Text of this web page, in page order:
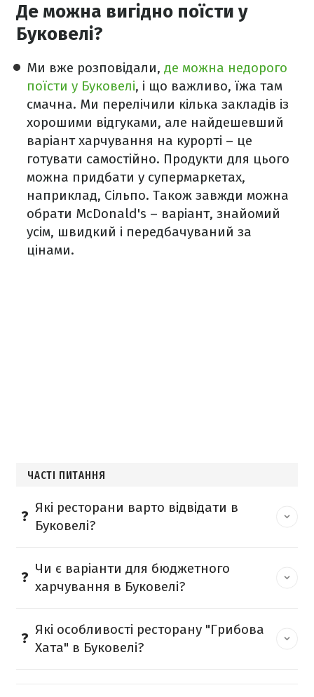
Де можна вигідно поїсти у
Буковелі?
Ми вже розповідали, де можна недорого
поїсти у Буковелі, і що важливо, їжа там
смачна. Ми перелічили кілька закладів із
хорошими відгуками, але найдешевший
варіант харчування на курорті – це
готувати самостійно. Продукти для цього
можна придбати у супермаркетах,
наприклад, Сільпо. Також завжди можна
обрати McDonald's – варіант, знайомий
усім, швидкий і передбачуваний за
цінами.
ЧАСТІ ПИТАННЯ
Які ресторани варто відвідати в
Буковелі?
Чи є варіанти для бюджетного
харчування в Буковелі?
Які особливості ресторану "Грибова
Хата" в Буковелі?